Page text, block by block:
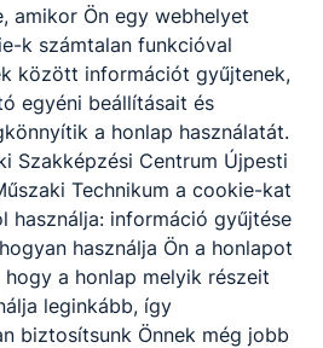
amikor Ön egy webhelyet
k számtalan funkcióval
között információt gyűjtenek,
egyéni beállításait és
a honlap használatát.
Szakképzési Centrum Újpesti
Technikum a cookie-kat
használja: információ gyűjtése
használja Ön a honlapot
a honlap melyik részeit
leginkább, így
biztosítsunk Önnek még jobb